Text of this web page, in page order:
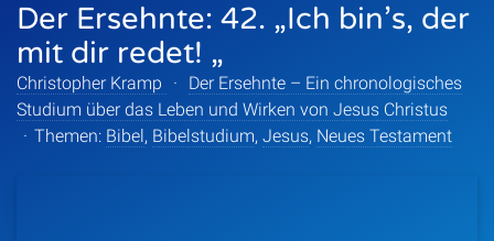
Der Ersehnte: 42. „Ich bin’s, der
mit dir redet! „
Christopher Kramp ·
Der Ersehnte – Ein chronologisches
Studium über das Leben und Wirken von Jesus Christus
· Themen: Bibel, Bibelstudium, Jesus, Neues Testament
Serien
Themen